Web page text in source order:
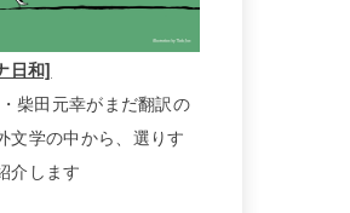
日和]
柴田元幸がまだ翻訳の
文学の中から、選りす
介します